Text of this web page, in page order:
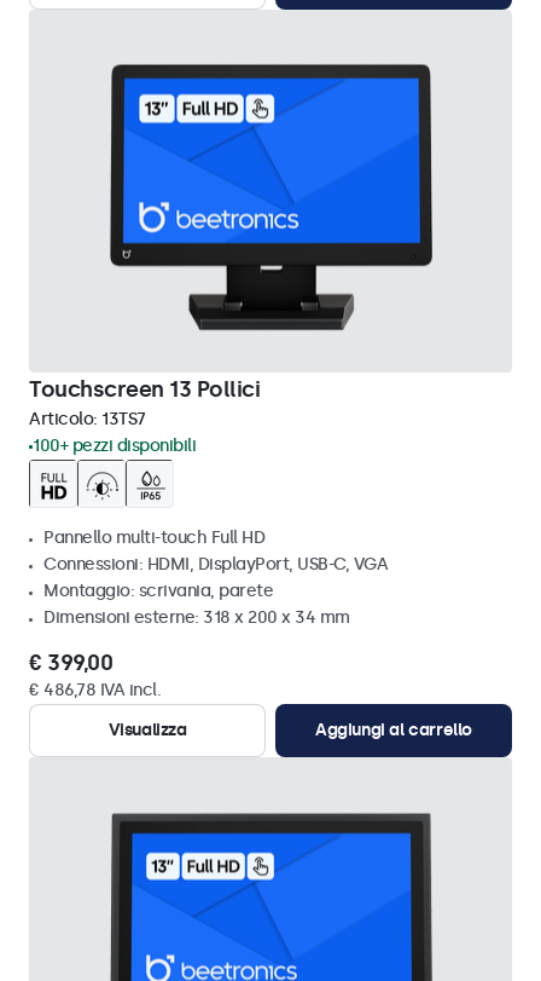
Touchscreen 13 Pollici
Articolo: 13TS7
100+ pezzi disponibili
Pannello multi-touch Full HD
Connessioni: HDMI, DisplayPort, USB-C, VGA
Montaggio: scrivania, parete
Dimensioni esterne: 318 x 200 x 34 mm
€ 399,00
€ 486,78 IVA incl.
Visualizza
Aggiungi al carrello